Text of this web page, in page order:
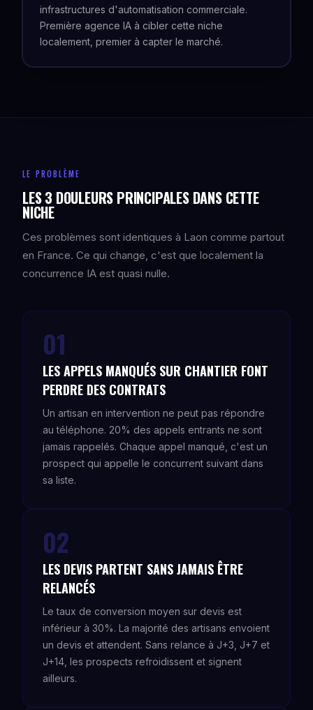
infrastructures d'automatisation commerciale.
Première agence IA à cibler cette niche
localement, premier à capter le marché.
LE PROBLÈME
LES 3 DOULEURS PRINCIPALES DANS CETTE
NICHE
Ces problèmes sont identiques à Laon comme partout
en France. Ce qui change, c'est que localement la
concurrence IA est quasi nulle.
01
LES APPELS MANQUÉS SUR CHANTIER FONT
PERDRE DES CONTRATS
Un artisan en intervention ne peut pas répondre
au téléphone. 20% des appels entrants ne sont
jamais rappelés. Chaque appel manqué, c'est un
prospect qui appelle le concurrent suivant dans
sa liste.
02
LES DEVIS PARTENT SANS JAMAIS ÊTRE
RELANCÉS
Le taux de conversion moyen sur devis est
inférieur à 30%. La majorité des artisans envoient
un devis et attendent. Sans relance à J+3, J+7 et
J+14, les prospects refroidissent et signent
ailleurs.